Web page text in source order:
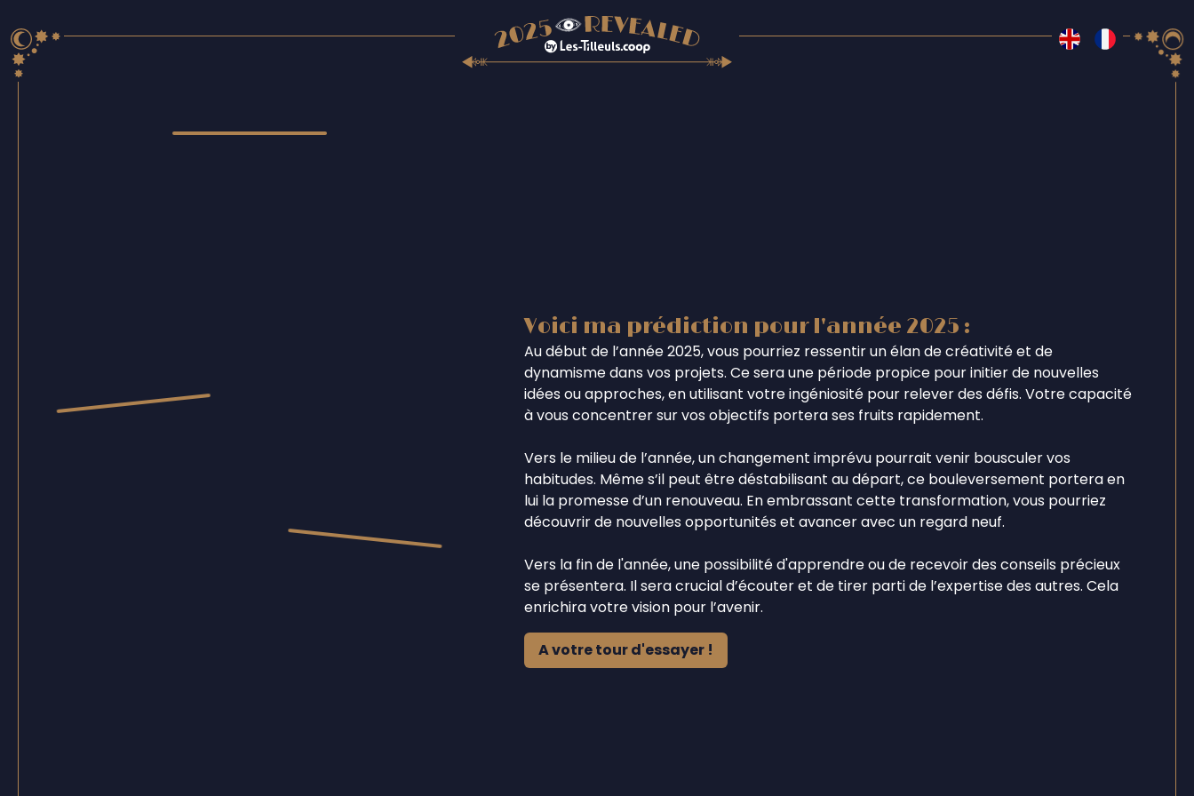
Voici ma prédiction pour l'année 2025 :
Au début de l’année 2025, vous pourriez ressentir un élan de créativité et de
dynamisme dans vos projets. Ce sera une période propice pour initier de nouvelles
idées ou approches, en utilisant votre ingéniosité pour relever des défis. Votre capacité
à vous concentrer sur vos objectifs portera ses fruits rapidement.
Vers le milieu de l’année, un changement imprévu pourrait venir bousculer vos
habitudes. Même s’il peut être déstabilisant au départ, ce bouleversement portera en
lui la promesse d’un renouveau. En embrassant cette transformation, vous pourriez
découvrir de nouvelles opportunités et avancer avec un regard neuf.
Vers la fin de l'année, une possibilité d'apprendre ou de recevoir des conseils précieux
se présentera. Il sera crucial d’écouter et de tirer parti de l’expertise des autres. Cela
enrichira votre vision pour l’avenir.
A votre tour d'essayer !